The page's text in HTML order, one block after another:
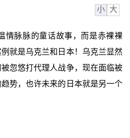
小 大
情脉脉的童话故事，而是赤裸裸
就是乌克兰和日本！乌克兰显然
忽悠打代理人战争，现在面临被
势，也许未来的日本就是另一个